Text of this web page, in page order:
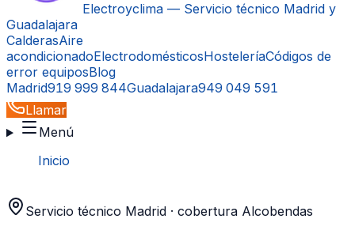
Electroyclima — Servicio técnico Madrid y
Guadalajara
CalderasAire
acondicionadoElectrodomésticosHosteleríaCódigos de
error equiposBlog
Madrid919 999 844Guadalajara949 049 591
Llamar
Menú
Inicio
Servicio técnico Madrid · cobertura Alcobendas